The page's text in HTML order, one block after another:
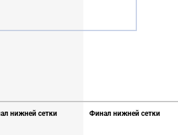
нижней сетки Финал нижней сетки